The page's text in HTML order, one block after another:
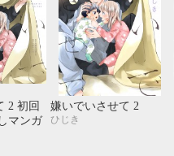
2 初回
マンガ
嫌いでいさせて 2
ひじき